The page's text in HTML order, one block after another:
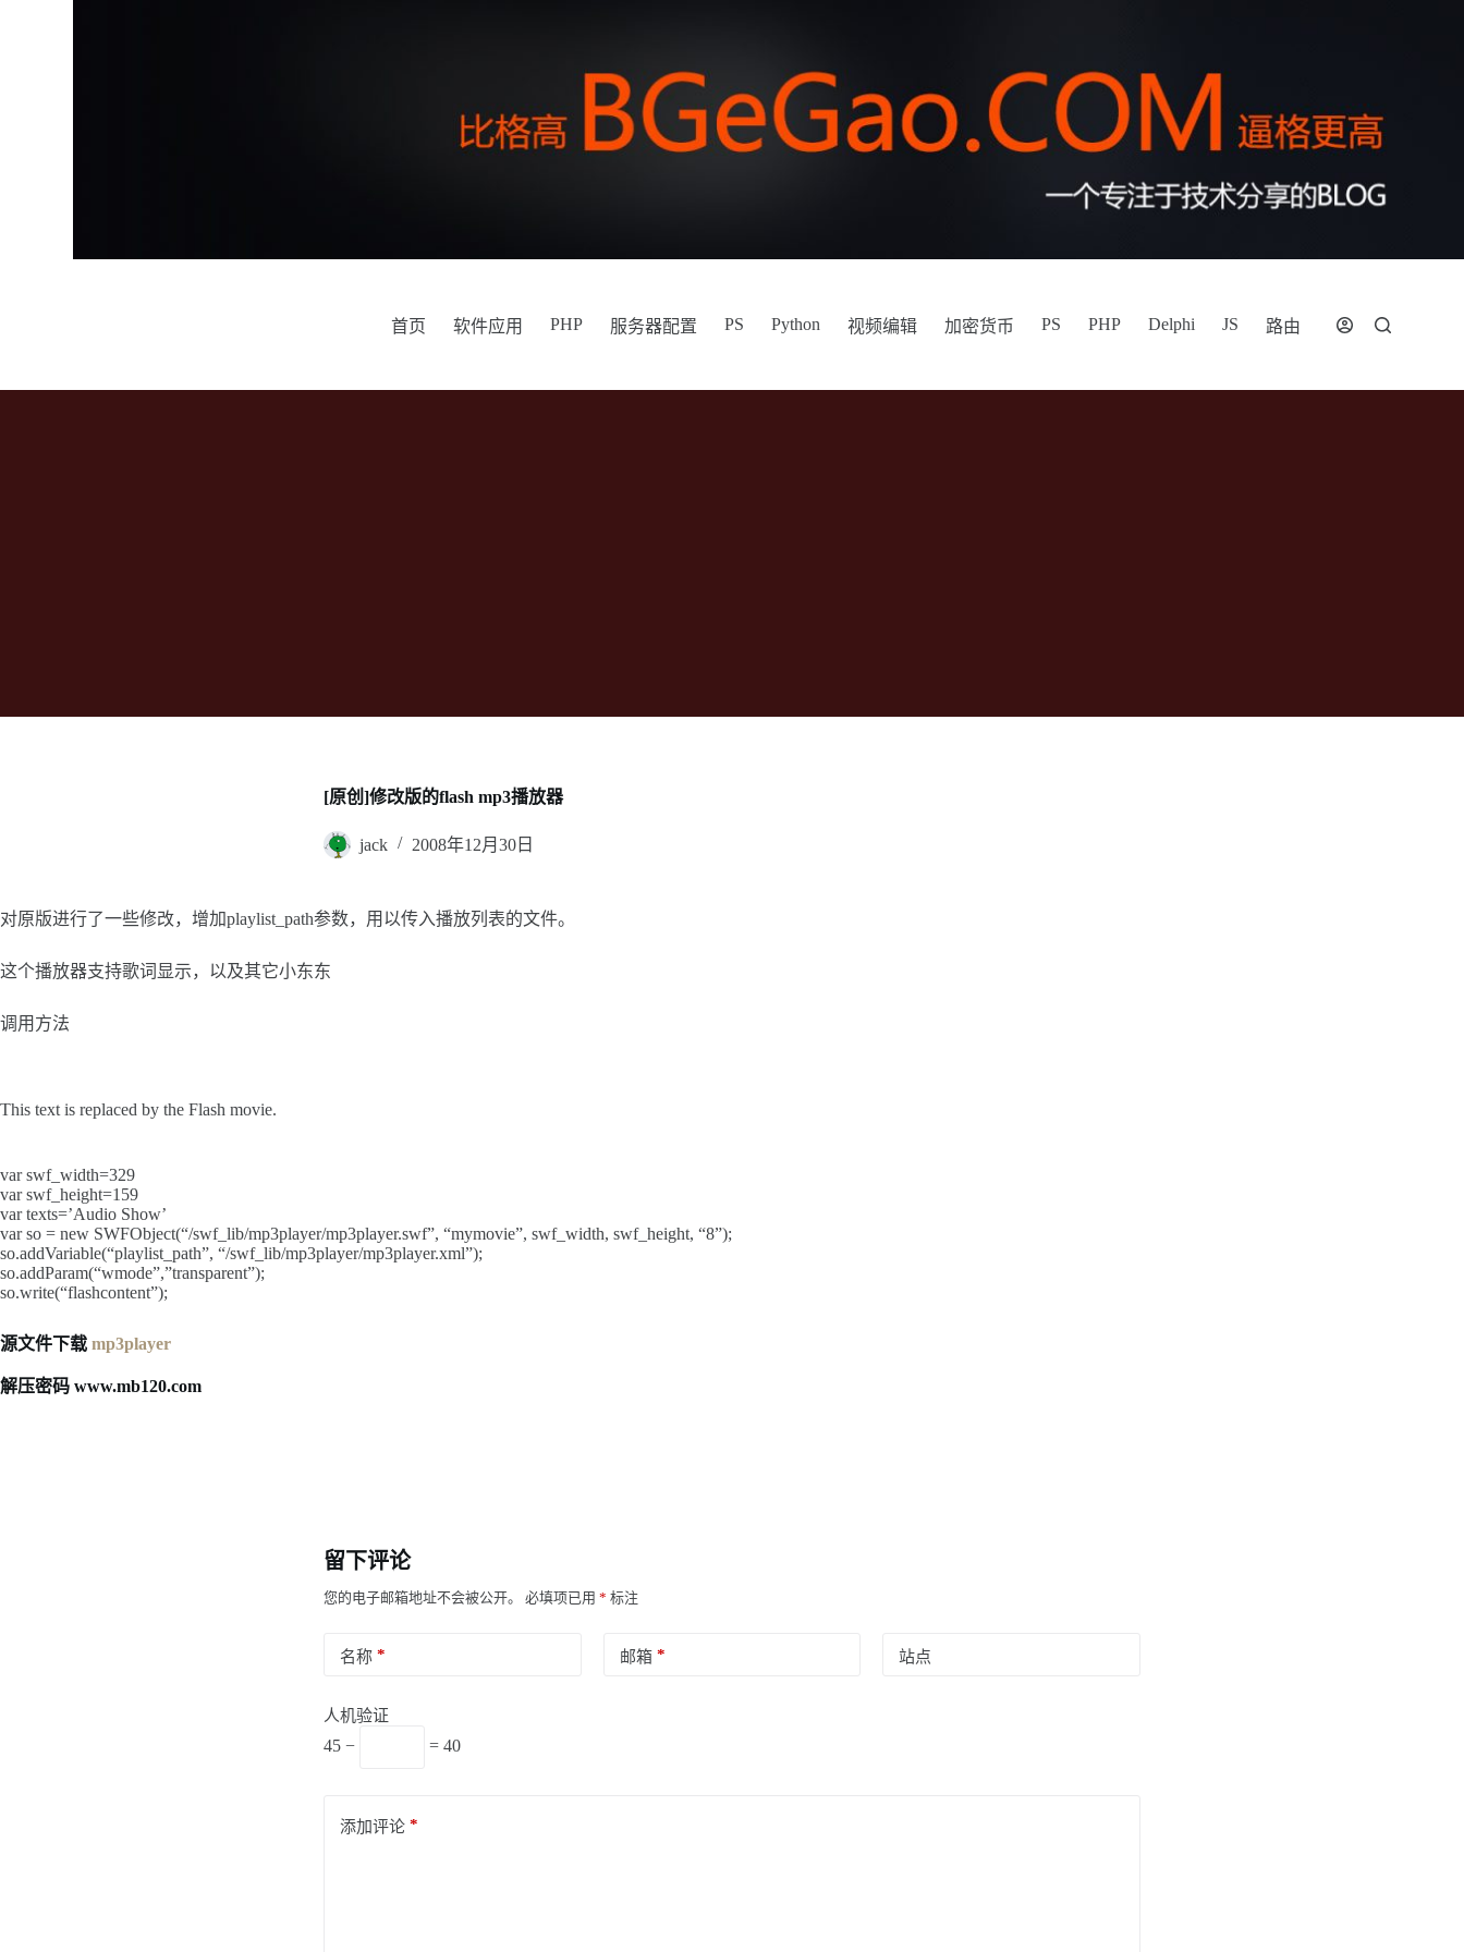
首页 软件应用 PHP 服务器配置 PS Python 视频编辑 加密货币 PS PHP Delphi JS 路由
[原创]修改版的flash mp3播放器
jack 2008年12月30日
对原版进行了一些修改，增加playlist_path参数，用以传入播放列表的文件。
这个播放器支持歌词显示，以及其它小东东
调用方法
This text is replaced by the Flash movie.
var swf_width=329
var swf_height=159
var texts=’Audio Show’
var so = new SWFObject(“/swf_lib/mp3player/mp3player.swf”, “mymovie”, swf_width, swf_height, “8”);
so.addVariable(“playlist_path”, “/swf_lib/mp3player/mp3player.xml”);
so.addParam(“wmode”,”transparent”);
so.write(“flashcontent”);
源文件下载 mp3player
解压密码 www.mb120.com
留下评论
您的电子邮箱地址不会被公开。 必填项已用 * 标注
名称 * 邮箱* 站点
人机验证
45 − = 40
添加评论 *